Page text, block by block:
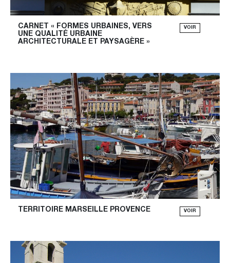
CARNET « FORMES URBAINES, VERS
UNE QUALITÉ URBAINE
ARCHITECTURALE ET PAYSAGÈRE »
VOIR
TERRITOIRE MARSEILLE PROVENCE VOIR